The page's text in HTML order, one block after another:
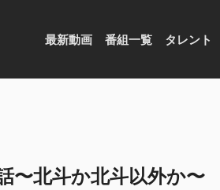
最新動画 番組一覧 タレント
〜北斗か北斗以外か〜